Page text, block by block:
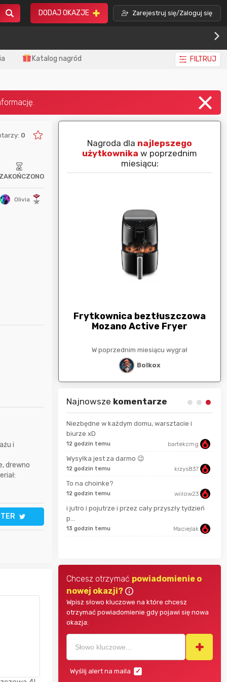
DODAJ OKAZJE Zarejestruj się/Zaloguj się
Katalog nagród FILTRUJ
0
ZAKOŃCZONO
Olivia
i
drewno
Nagroda dla najlepszego
użytkownika w poprzednim
miesiącu:
Frytkownica beztłuszczowa
Mozano Active Fryer
W poprzednim miesiącu wygrał
Bolkox
Najnowsze komentarze
Putzig
Mostek
Niezbędne w każdym domu, warsztacie i
biurze xD
12 godzin temu bartekcmg
Wysyłka jest za darmo 😉
12 godzin temu krzys837
To na choinke?
12 godzin temu wiilow23
i jutro i pojutrze i przez cały przyszły tydzień
p...
13 godzin temu Maciejlak
Chcesz otrzymać powiadomienie o
nowej okazji?
Wpisz słowo kluczowe na które chcesz
otrzymać powiadomienie gdy pojawi się nowa
okazja:
Wyślij alert na maila